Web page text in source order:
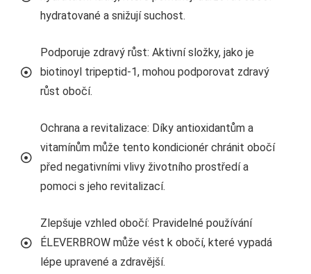
hydratované a snižují suchost.
Podporuje zdravý růst: Aktivní složky, jako je
biotinoyl tripeptid-1, mohou podporovat zdravý
růst obočí.
Ochrana a revitalizace: Díky antioxidantům a
vitamínům může tento kondicionér chránit obočí
před negativními vlivy životního prostředí a
pomoci s jeho revitalizací.
Zlepšuje vzhled obočí: Pravidelné používání
ÉLEVERBROW může vést k obočí, které vypadá
lépe upravené a zdravější.